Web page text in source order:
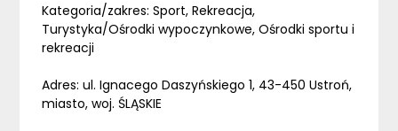
Kategoria/zakres: Sport, Rekreacja,
Turystyka/Ośrodki wypoczynkowe, Ośrodki sportu i
rekreacji
Adres: ul. Ignacego Daszyńskiego 1, 43-450 Ustroń,
miasto, woj. ŚLĄSKIE